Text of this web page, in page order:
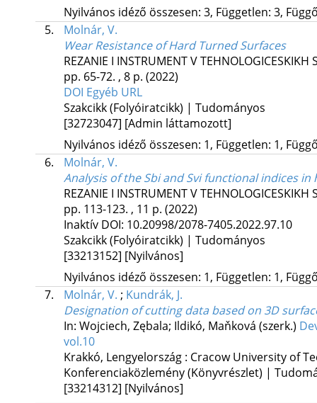
Nyilvános idéző összesen: 3, Független: 3,
5.
Molnár, V.
Wear Resistance of Hard Turned Surfaces
REZANIE I INSTRUMENT V
pp. 65-72. , 8 p. (2022)
DOI Egyéb URL
Szakcikk (Folyóiratcikk) | Tudományos
[32723047] [Admin láttamozott]
Nyilvános idéző összesen: 1, Független: 1,
6.
Molnár, V.
Analysis of the Sbi and Svi functional indices
REZANIE I INSTRUMENT V
pp. 113-123. , 11 p. (2022)
Inaktív DOI: 10.20998/2078-7405.2022.97.10
Szakcikk (Folyóiratcikk) | Tudományos
[33213152] [Nyilvános]
Nyilvános idéző összesen: 1, Független: 1,
7.
Molnár, V. ; Kundrák, J.
Designation of cutting data based on 3D
In: Wojciech, Zębala; Ildikó, Maňková (szerk.)
vol.10
Krakkó, Lengyelország : Cracow University of
Konferenciaközlemény (Könyvrészlet) |
[33214312] [Nyilvános]